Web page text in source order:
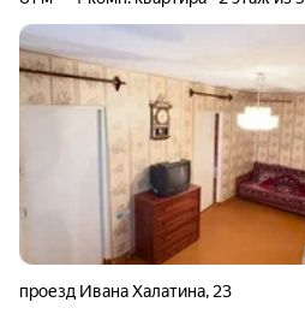
проезд Ивана Халатина, 23